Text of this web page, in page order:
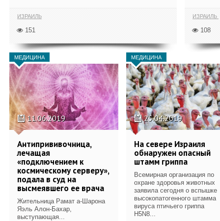
ИЗРАИЛЬ
151
ИЗРАИЛЬ
108
МЕДИЦИНА
11.06.2019
Антипрививочница,
лечащая
«подключением к
космическому серверу»,
подала в суд на
высмеявшего ее врача
Жительница Рамат а-Шарона
Яэль Алон-Бахар,
выступающая...
МЕДИЦИНА
25.04.2019
На севере Израиля
обнаружен опасный
штамм гриппа
Всемирная организация по
охране здоровья животных
заявила сегодня о вспышке
высокопатогенного штамма
вируса птичьего гриппа
H5N8...